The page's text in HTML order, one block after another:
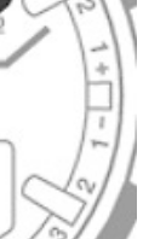
B100 의 나침반
부터 아셔야 합
소 다르게 되어